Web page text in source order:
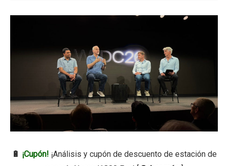
🔋 ¡Cupón! ¡Análisis y cupón de descuento de estación de